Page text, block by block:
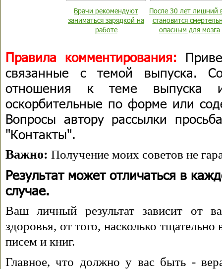
Врачи рекомендуют
заниматься зарядкой на
работе
После 30 лет лишний
становится
опасным для мозга
Правила комментирования:
связанные с темой выпуска.
отношения к теме выпуска
оскорбительные по форме или
Вопросы автору рассылки
"Контакты".
Важно: Получение моих советов не
Результат может отличаться в
случае.
Ваш личный результат зависит от
здоровья, от того, насколько
писем и книг.
Главное, что должно у вас быть -